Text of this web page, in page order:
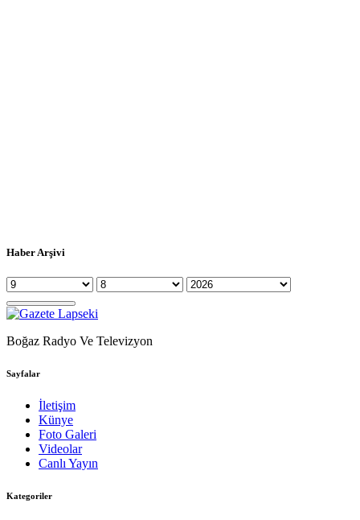
Haber Arşivi
Boğaz Radyo Ve Televizyon
Sayfalar
İletişim
Künye
Foto Galeri
Videolar
Canlı Yayın
Kategoriler